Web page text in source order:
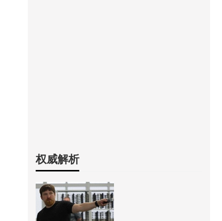
权威解析